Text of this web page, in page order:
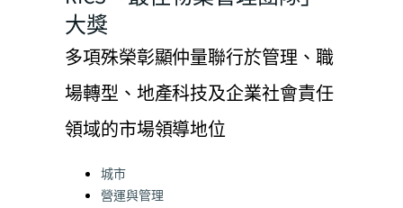
大獎
多項殊榮彰顯仲量聯行於管理、職
場轉型、地產科技及企業社會責任
領域的市場領導地位
Categories:
城市
營運與管理